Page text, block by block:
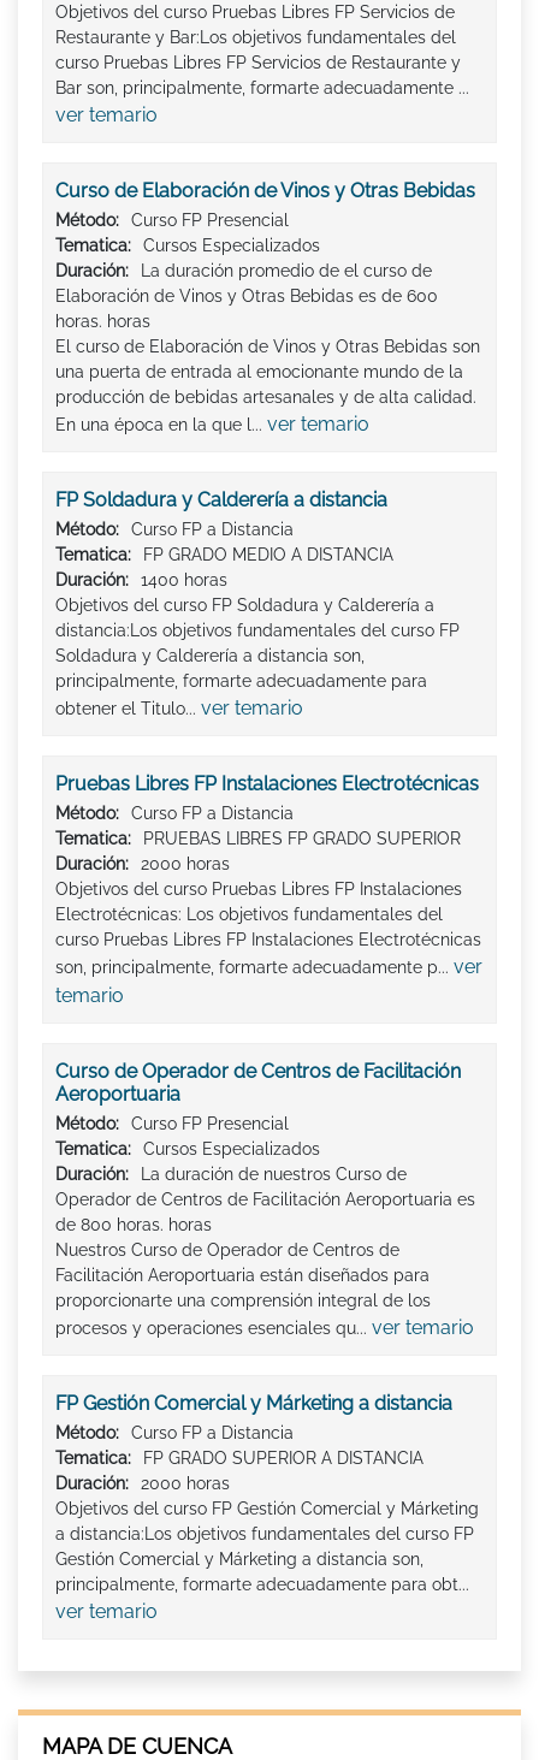
Objetivos del curso Pruebas Libres FP Servicios de
Restaurante y Bar:Los objetivos fundamentales del
curso Pruebas Libres FP Servicios de Restaurante y
Bar son, principalmente, formarte adecuadamente ...
ver temario
Curso de Elaboración de Vinos y Otras Bebidas
Método:
Curso FP Presencial
Tematica:
Cursos Especializados
Duración:
La duración promedio de el curso de
Elaboración de Vinos y Otras Bebidas es de 600
horas. horas
El curso de Elaboración de Vinos y Otras Bebidas son
una puerta de entrada al emocionante mundo de la
producción de bebidas artesanales y de alta calidad.
En una época en la que l... ver temario
FP Soldadura y Calderería a distancia
Método:
Curso FP a Distancia
Tematica:
FP GRADO MEDIO A DISTANCIA
Duración:
1400 horas
Objetivos del curso FP Soldadura y Calderería a
distancia:Los objetivos fundamentales del curso FP
Soldadura y Calderería a distancia son,
principalmente, formarte adecuadamente para
obtener el Titulo... ver temario
Pruebas Libres FP Instalaciones Electrotécnicas
Método:
Curso FP a Distancia
Tematica:
PRUEBAS LIBRES FP GRADO SUPERIOR
Duración:
2000 horas
Objetivos del curso Pruebas Libres FP Instalaciones
Electrotécnicas: Los objetivos fundamentales del
curso Pruebas Libres FP Instalaciones Electrotécnicas
son, principalmente, formarte adecuadamente p... ver
temario
Curso de Operador de Centros de Facilitación
Aeroportuaria
Método:
Curso FP Presencial
Tematica:
Cursos Especializados
Duración:
La duración de nuestros Curso de
Operador de Centros de Facilitación Aeroportuaria es
de 800 horas. horas
Nuestros Curso de Operador de Centros de
Facilitación Aeroportuaria están diseñados para
proporcionarte una comprensión integral de los
procesos y operaciones esenciales qu... ver temario
FP Gestión Comercial y Márketing a distancia
Método:
Curso FP a Distancia
Tematica:
FP GRADO SUPERIOR A DISTANCIA
Duración:
2000 horas
Objetivos del curso FP Gestión Comercial y Márketing
a distancia:Los objetivos fundamentales del curso FP
Gestión Comercial y Márketing a distancia son,
principalmente, formarte adecuadamente para obt...
ver temario
MAPA DE CUENCA